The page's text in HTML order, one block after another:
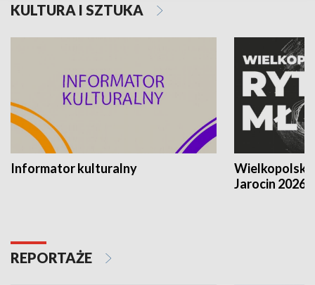
KULTURA I SZTUKA
Informator kulturalny
Jarocin 2026
REPORTAŻE